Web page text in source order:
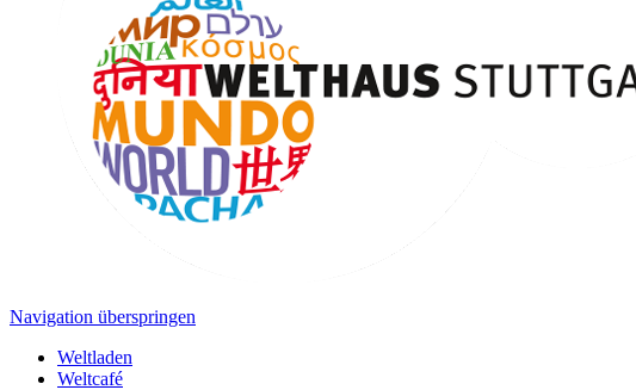
Navigation überspringen
Weltladen
Weltcafé